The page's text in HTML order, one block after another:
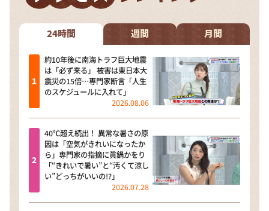
24時間 週間 月間
約10年後に南海トラフ巨大地震
は「必ず来る」 被害は東日本大
震災の15倍…専門家断言「人生
のスケジュールに入れて」
2026.08.06
40℃超え続出！ 異常な暑さの原
因は「空気がきれいになったか
ら」専門家の指摘に眞鍋かをり
「“きれいで暑い”と“汚くて涼し
い”どっちがいいの!?」
2026.07.28